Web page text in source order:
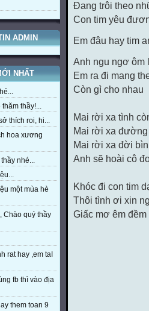
ADMIN
NHẤT
thầy!...
thích roi, hi...
hoa xương
nhé...
một mùa hè
Chào quý thầy
rat hay ,em taI
fb thì vào địa
them toan 9
Đang trôi theo
Con tim yêu
Em đâu hay tim
Anh ngu ngơ
Em ra đi mang
Còn gì cho nhau
Mai rời xa tình
Mai rời xa
Mai rời xa đời
Anh sẽ hoài cô
Khóc đi con tim
Thôi tình ơi xin
Giấc mơ êm đềm